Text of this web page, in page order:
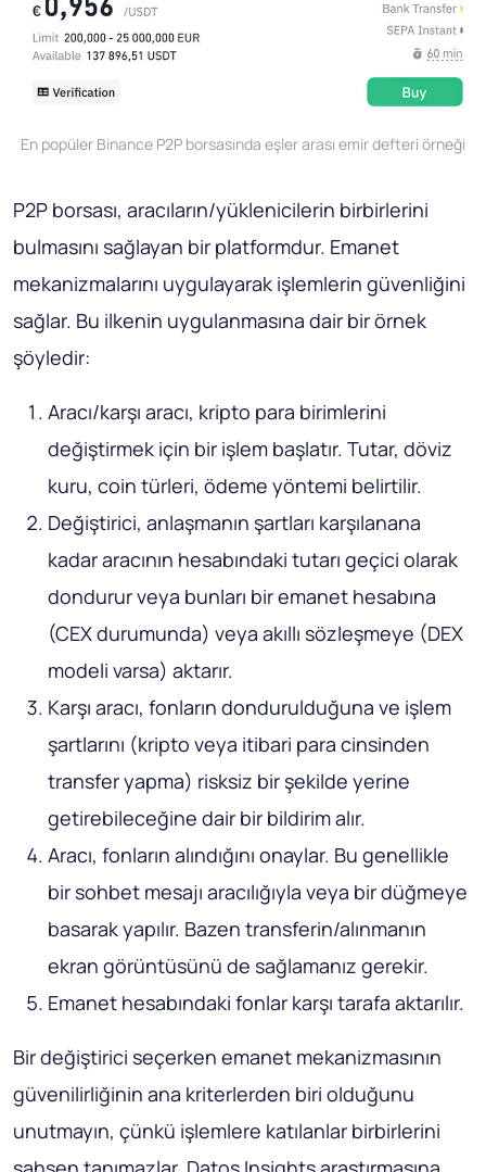
En popüler Binance P2P borsasında eşler arası emir defteri örneği
P2P borsası, aracıların/yüklenicilerin birbirlerini
bulmasını sağlayan bir platformdur. Emanet
mekanizmalarını uygulayarak işlemlerin güvenliğini
sağlar. Bu ilkenin uygulanmasına dair bir örnek
şöyledir:
Aracı/karşı aracı, kripto para birimlerini
değiştirmek için bir işlem başlatır. Tutar, döviz
kuru, coin türleri, ödeme yöntemi belirtilir.
Değiştirici, anlaşmanın şartları karşılanana
kadar aracının hesabındaki tutarı geçici olarak
dondurur veya bunları bir emanet hesabına
(CEX durumunda) veya akıllı sözleşmeye (DEX
modeli varsa) aktarır.
Karşı aracı, fonların dondurulduğuna ve işlem
şartlarını (kripto veya itibari para cinsinden
transfer yapma) risksiz bir şekilde yerine
getirebileceğine dair bir bildirim alır.
Aracı, fonların alındığını onaylar. Bu genellikle
bir sohbet mesajı aracılığıyla veya bir düğmeye
basarak yapılır. Bazen transferin/alınmanın
ekran görüntüsünü de sağlamanız gerekir.
Emanet hesabındaki fonlar karşı tarafa aktarılır.
Bir değiştirici seçerken emanet mekanizmasının
güvenilirliğinin ana kriterlerden biri olduğunu
unutmayın, çünkü işlemlere katılanlar birbirlerini